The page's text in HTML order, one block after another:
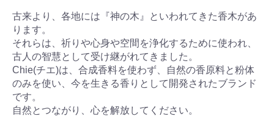
古来より、各地には『神の木』といわれてきた香木があ
ります。
それらは、祈りや心身や空間を浄化するために使われ、
古人の智慧として受け継がれてきました。
Chie(チエ)は、合成香料を使わず、自然の香原料と粉体
のみを使い、今を生きる香りとして開発されたブランド
です。
自然とつながり、心を解放してください。